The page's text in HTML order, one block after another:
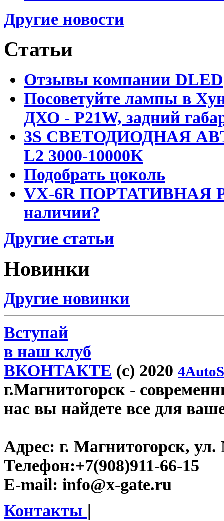
Другие новости
Статьи
Отзывы компании DLED
Посоветуйте лампы в
ДХО - P21W, задний
3S СВЕТОДИОДНАЯ
L2 3000-10000K
Подобрать цоколь
VX-6R ПОРТАТИВНАЯ
наличии?
Другие статьи
Новинки
Другие новинки
Вступай
в наш клуб
ВКОНТАКТЕ (c) 2020
г.Магнитогорск -
нас вы найдете все для
Адрес: г. Магнитогорск, ул.
Телефон:+7(908)911-66-15
E-mail: info@x-gate.ru
Контакты |